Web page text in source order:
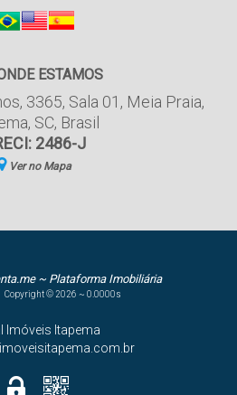
ESTAMOS
, 3365, Sala 01 , Meia Praia,
, SC, Brasil
2486-J
Ver no Mapa
~ Plataforma Imobiliária
Copyright © 2026 ~ 0.0000s
Imóveis Itapema